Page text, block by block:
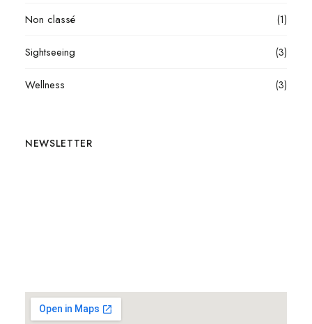
Non classé (1)
Sightseeing (3)
Wellness (3)
NEWSLETTER